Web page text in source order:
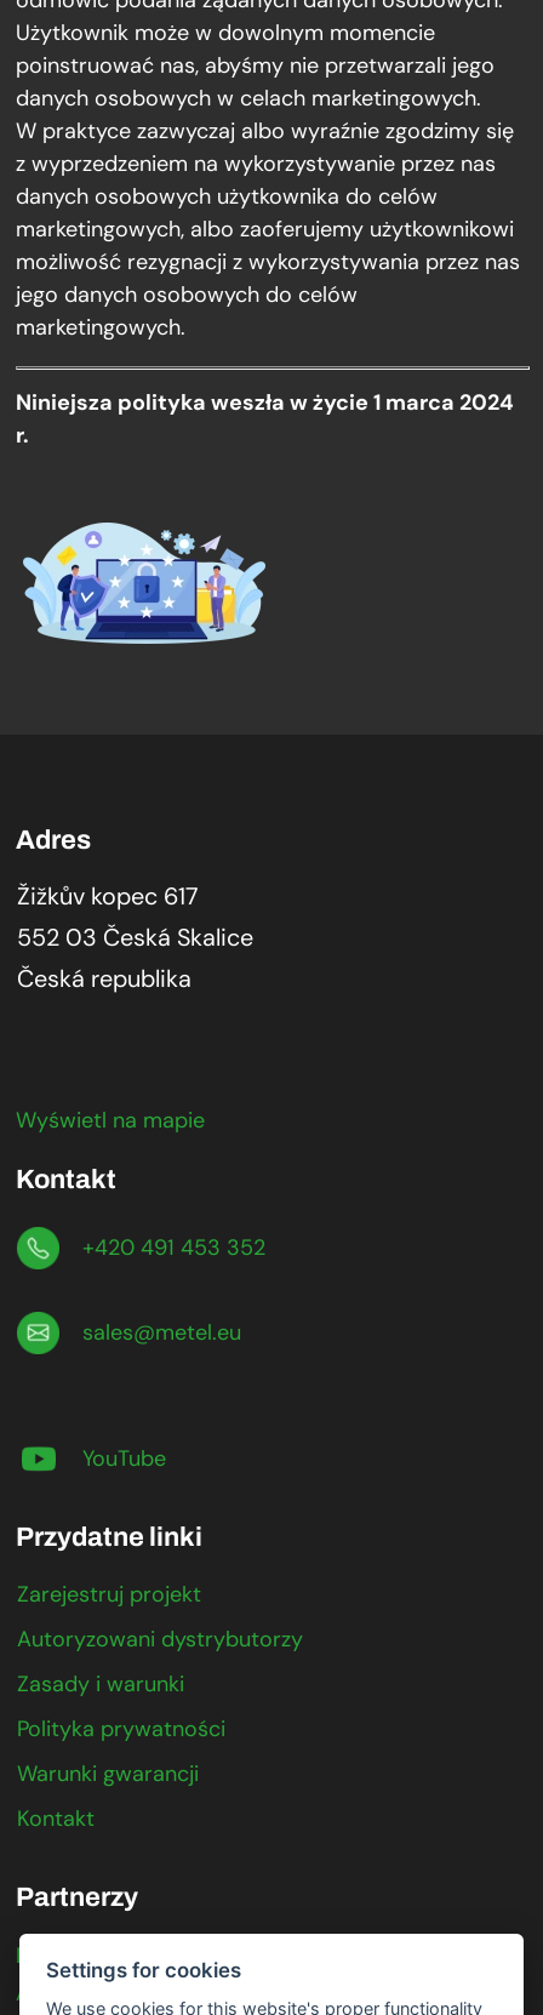
Użytkownik może w dowolnym momencie
poinstruować nas, abyśmy nie przetwarzali jego
danych osobowych w celach marketingowych.
W praktyce zazwyczaj albo wyraźnie zgodzimy się
z wyprzedzeniem na wykorzystywanie przez nas
danych osobowych użytkownika do celów
marketingowych, albo zaoferujemy użytkownikowi
możliwość rezygnacji z wykorzystywania przez nas
jego danych osobowych do celów
marketingowych.
Niniejsza polityka weszła w życie 1 marca 2024
r.
Adres
Žižkův kopec 617
552 03 Česká Skalice
Česká republika
Wyświetl na mapie
Kontakt
+420 491 453 352
sales@metel.eu
YouTube
Przydatne linki
Zarejestruj projekt
Autoryzowani dystrybutorzy
Zasady i warunki
Polityka prywatności
Warunki gwarancji
Kontakt
Partnerzy
IFTER
Axis Communications
Settings for cookies
We use cookies for this website's proper functionality